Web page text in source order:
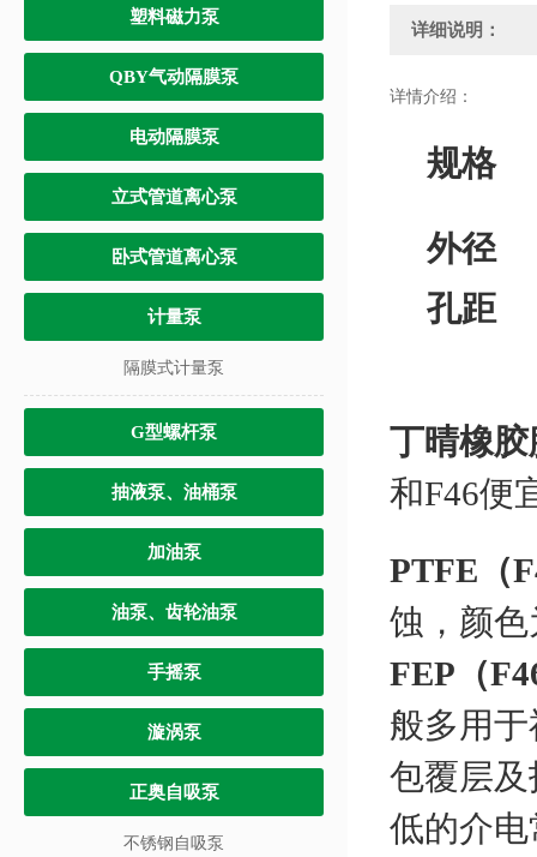
塑料磁力泵
QBY气动隔膜泵
电动隔膜泵
立式管道离心泵
卧式管道离心泵
计量泵
隔膜式计量泵
G型螺杆泵
抽液泵、油桶泵
加油泵
油泵、齿轮油泵
手摇泵
漩涡泵
正奥自吸泵
不锈钢自吸泵
详细说明：
详情介绍：
规格
外径
孔距
丁晴橡
和F46便
PTFE（
蚀，颜
FEP（
般多用
包覆层
低的介